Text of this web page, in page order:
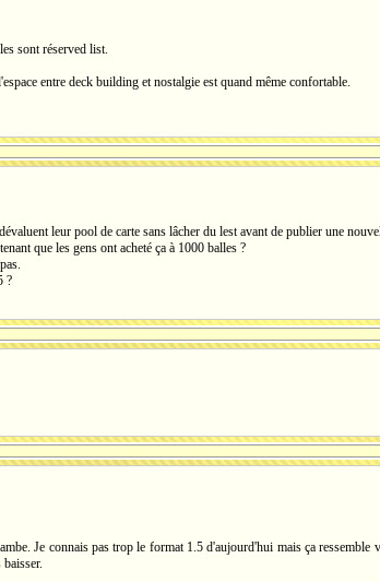
sont réserved list.
entre deck building et nostalgie est quand même confortable.
leur pool de carte sans lâcher du lest avant de publier une
que les gens ont acheté ça à 1000 balles ?
?
Je connais pas trop le format 1.5 d'aujourd'hui mais ça ressemble